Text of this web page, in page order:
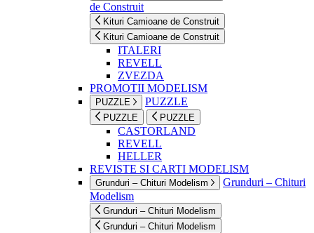
de Construit
Kituri Camioane de Construit
Kituri Camioane de Construit
ITALERI
REVELL
ZVEZDA
PROMOTII MODELISM
PUZZLE PUZZLE
PUZZLE PUZZLE
CASTORLAND
REVELL
HELLER
REVISTE SI CARTI MODELISM
Grunduri – Chituri Modelism
Grunduri – Chituri
Modelism
Grunduri – Chituri Modelism
Grunduri – Chituri Modelism